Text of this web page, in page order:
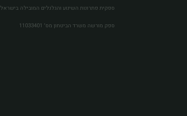
ספקית פתרונות השינוע והגלגלים המובילה בישראל
ספק מורשה משרד הביטחון מס׳ 11033401